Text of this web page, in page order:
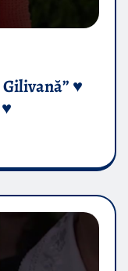
♥️